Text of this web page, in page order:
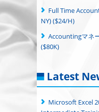
Full Time
NY) ($24/H)
Accountingマネ
($80K)
Latest
Microsoft Excel